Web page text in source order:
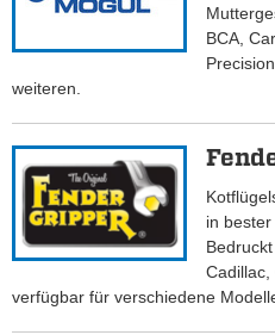
BCA,
weiteren.
in
verfügbar für verschiedene